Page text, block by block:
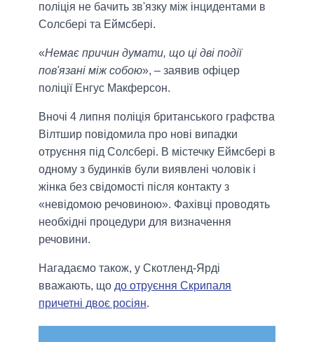
поліція не бачить зв'язку між інцидентами в
Солсбері та Еймсбері.
«Немає причин думати, що ці дві події
пов'язані між собою», – заявив офіцер
поліції Енгус Макферсон.
Вночі 4 липня поліція британського графства
Вілтшир повідомила про нові випадки
отруєння під Солсбері. В містечку Еймсбері в
одному з будинків були виявлені чоловік і
жінка без свідомості після контакту з
«невідомою речовиною». Фахівці проводять
необхідні процедури для визначення
речовини.
Нагадаємо також, у Скотленд-Ярді
вважають, що до отруєння Скрипаля
причетні двоє росіян.